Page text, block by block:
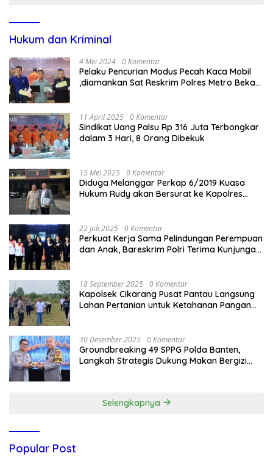
Hukum dan Kriminal
4 Mei 2024 0 Komentar
Pelaku Pencurian Modus Pecah Kaca Mobil
,diamankan Sat Reskrim Polres Metro Bekasi
11 April 2025 0 Komentar
Sindikat Uang Palsu Rp 316 Juta Terbongkar
dalam 3 Hari, 8 Orang Dibekuk
15 Mei 2025 0 Komentar
Diduga Melanggar Perkap 6/2019 Kuasa
Hukum Rudy akan Bersurat ke Kapolres
22 Juli 2025 0 Komentar
Perkuat Kerja Sama Pelindungan Perempuan
dan Anak, Bareskrim Polri Terima Kunjungan
18 September 2025 0 Komentar
Kapolsek Cikarang Pusat Pantau Langsung
Lahan Pertanian untuk Ketahanan Pangan
30 Desember 2025 0 Komentar
Groundbreaking 49 SPPG Polda Banten,
Langkah Strategis Dukung Makan Bergizi
Selengkapnya
Popular Post